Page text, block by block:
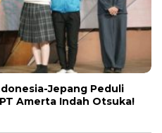
Jepang Peduli
Amerta Indah Otsuka!